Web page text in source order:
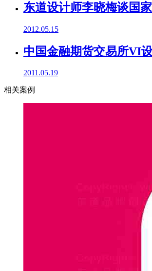
东道设计师李晓梅谈国
2012.05.15
中国金融期货交易所VI
2011.05.19
相关案例